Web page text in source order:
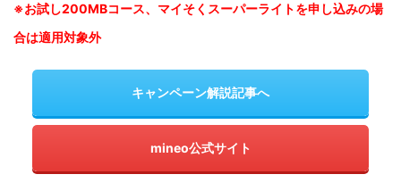
※お試し200MBコース、マイそくスーパーライトを申し込みの場
合は適用対象外
キャンペーン解説記事へ
mineo公式サイト